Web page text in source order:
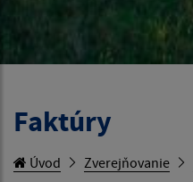
Faktúry
Úvod Zverejňovanie